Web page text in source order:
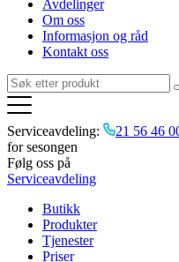
Avdelinger
Om oss
Informasjon og råd
Kontakt oss
Serviceavdeling: 21 56 46
for sesongen
Følg oss på
Serviceavdeling
Butikk
Produkter
Tjenester
Priser